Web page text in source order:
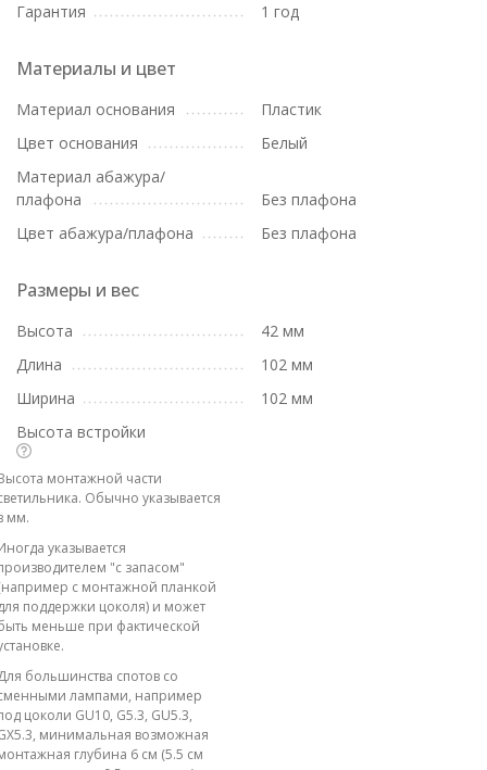
Гарантия 1 год
Материалы и цвет
Материал основания
Пластик
Цвет основания
Белый
Материал абажура/
плафона
Без плафона
Цвет абажура/плафона
Без плафона
Размеры и вес
Высота
42 мм
Длина
102 мм
Ширина
102 мм
Высота встройки
монтажной части
Обычно указывается
мм.
указывается
"с запасом"
с монтажной планкой
поддержки цоколя) и может
меньше при фактической
большинства спотов со
лампами, например
цоколи GU10, G5.3, GU5.3,
минимальная возможная
глубина 6 см (5.5 см